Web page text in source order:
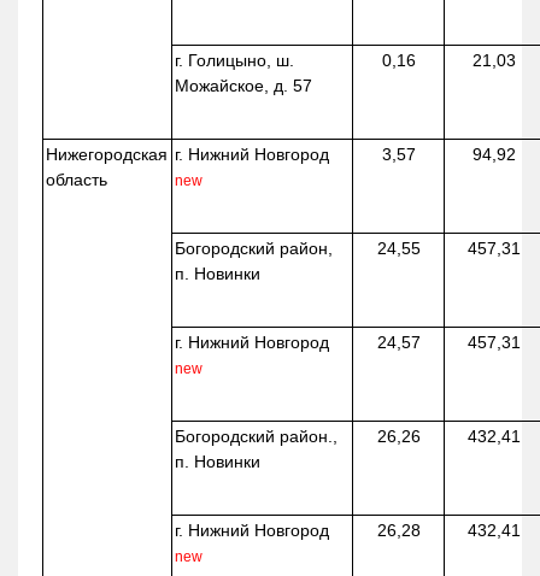
г. Голицыно, ш.
Можайское, д. 57
0,16 21,03
Нижегородская
область
г. Нижний Новгород
new
3,57 94,92
Богородский район,
п. Новинки
24,55 457,31
г. Нижний Новгород
new
24,57 457,31
Богородский район.,
п. Новинки
26,26 432,41
г. Нижний Новгород
new
26,28 432,41